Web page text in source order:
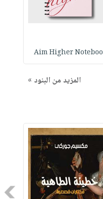
Aim Higher Noteboo
المزيد من البنود »